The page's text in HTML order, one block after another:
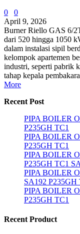
0
0
April 9, 2026
Burner Riello GAS 6/
dari 520 hingga 1050
dalam instalasi sipil
kelompok apartemen
industri, seperti pabrik
tahap kepala
More
Recent Post
PIPA BOILER
P235GH TC1
PIPA BOILER
P235GH TC1
PIPA BOILER
P235GH TC1
PIPA BOILER
SA192 P235GH
PIPA BOILER
P235GH TC1
Recent Product